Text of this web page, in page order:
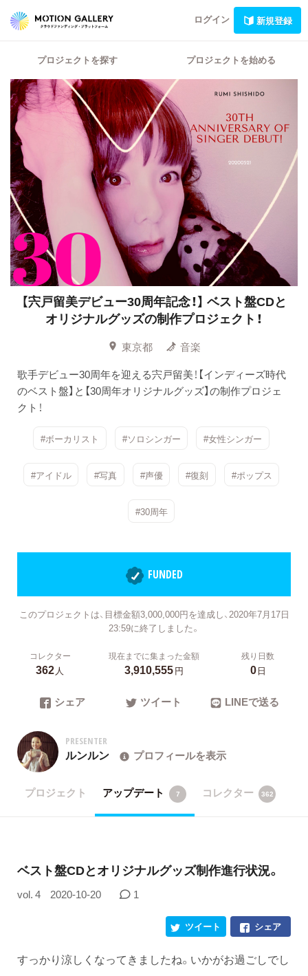
ログイン 新規登録
プロジェクトを探す プロジェクトを始める
【宍戸留美デビュー30周年記念！】 ベスト盤CDと
オリジナルグッズの制作プロジェクト！
東京都
音楽
歌手デビュー30周年を迎える宍戸留美！【インディーズ時代
のベスト盤】と【30周年オリジナルグッズ】の制作プロジェ
クト！
#ボーカリスト #ソロシンガー #女性シンガー
#アイドル #写真 #声優 #復刻 #ポップス
#30周年
FUNDED
このプロジェクトは、目標金額3,000,000円を達成し、2020年7月17日
23:59に終了しました。
コレクター
362人
現在までに集まった金額
3,910,555円
残り日数
0日
シェア ツイート LINEで送る
PRESENTER
ルンルン プロフィールを表示
プロジェクト アップデート 7 コレクター 362
ベスト盤CDとオリジナルグッズ制作進行状況。
vol. 4 2020-10-20 1
シェア
ツイート
すっかり涼しくなってきましたね。いかがお過ごしでし